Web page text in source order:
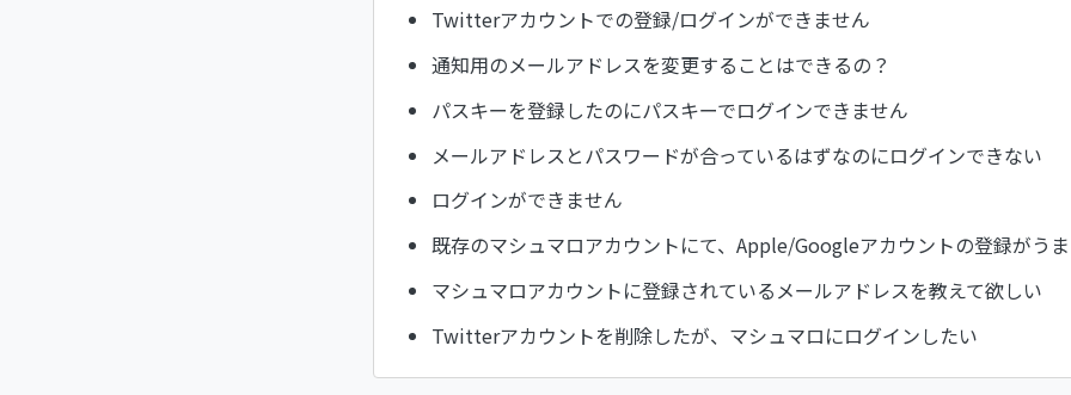
Twitterアカウントでの登録/ログインができません
通知用のメールアドレスを変更することはできるの？
パスキーを登録したのにパスキーでログインできません
メールアドレスとパスワードが合っているはずなのにログインできない
ログインができません
既存のマシュマロアカウントにて、Apple/Googleアカウントの登録がう
マシュマロアカウントに登録されているメールアドレスを教えて欲しい
Twitterアカウントを削除したが、マシュマロにログインしたい